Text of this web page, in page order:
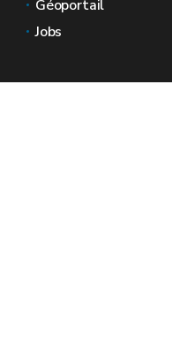
Géoportail
Jobs